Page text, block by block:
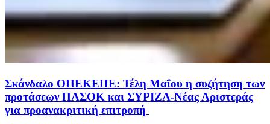
Σκάνδαλο ΟΠΕΚΕΠΕ: Τέλη Μαΐου η συζήτηση των
προτάσεων ΠΑΣΟΚ και ΣΥΡΙΖΑ-Νέας Αριστεράς
για προανακριτική επιτροπή